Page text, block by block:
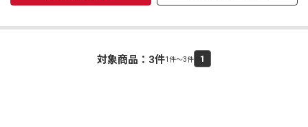
対象商品： 3件1件～3件 1